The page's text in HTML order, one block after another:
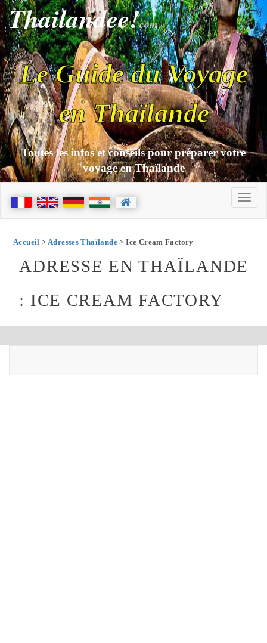
Thailandee!com
Le Guide du Voyage
en Thaïlande
Toutes les infos et conseils pour préparer votre
voyage en Thaïlande
Accueil > Adresses Thaïlande > Ice Cream Factory
ADRESSE EN THAÏLANDE
: ICE CREAM FACTORY